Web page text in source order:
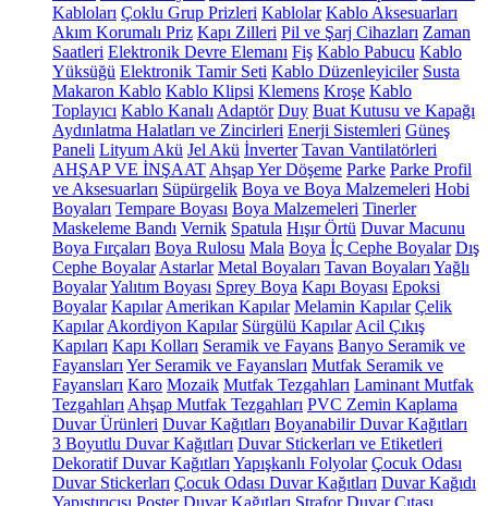
Kabloları Çoklu Grup Prizleri Kablolar Kablo Aksesuarları
Akım Korumalı Priz Kapı Zilleri Pil ve Şarj Cihazları Zaman
Saatleri Elektronik Devre Elemanı Fiş Kablo Pabucu Kablo
Yüksüğü Elektronik Tamir Seti Kablo Düzenleyiciler Susta
Makaron Kablo Kablo Klipsi Klemens Kroşe Kablo
Toplayıcı Kablo Kanalı Adaptör Duy Buat Kutusu ve Kapağı
Aydınlatma Halatları ve Zincirleri Enerji Sistemleri Güneş
Paneli Lityum Akü Jel Akü İnverter Tavan Vantilatörleri
AHŞAP VE İNŞAAT Ahşap Yer Döşeme Parke Parke Profil
ve Aksesuarları Süpürgelik Boya ve Boya Malzemeleri Hobi
Boyaları Tempare Boyası Boya Malzemeleri Tinerler
Maskeleme Bandı Vernik Spatula Hışır Örtü Duvar Macunu
Boya Fırçaları Boya Rulosu Mala Boya İç Cephe Boyalar Dış
Cephe Boyalar Astarlar Metal Boyaları Tavan Boyaları Yağlı
BoyalarYalıtım Boyası Sprey Boya Kapı Boyası Epoksi
Boyalar Kapılar Amerikan Kapılar Melamin Kapılar Çelik
Kapılar Akordiyon Kapılar Sürgülü Kapılar Acil Çıkış
Kapıları Kapı Kolları Seramik ve Fayans Banyo Seramik ve
Fayansları Yer Seramik ve Fayansları Mutfak Seramik ve
Fayansları Karo Mozaik Mutfak Tezgahları Laminant Mutfak
Tezgahları Ahşap Mutfak Tezgahları PVC Zemin Kaplama
Duvar Ürünleri Duvar Kağıtları Boyanabilir Duvar Kağıtları
3 Boyutlu Duvar Kağıtları Duvar Stickerları ve Etiketleri
Dekoratif Duvar Kağıtları Yapışkanlı Folyolar Çocuk Odası
Duvar Stickerları Çocuk Odası Duvar Kağıtları Duvar Kağıdı
Yapıştırıcısı Poster Duvar Kağıtları Strafor Duvar Çıtası